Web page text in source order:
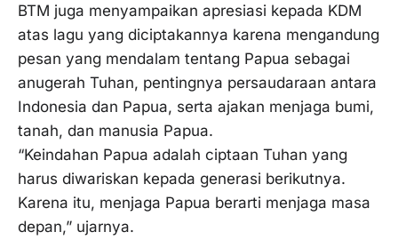
BTM juga menyampaikan apresiasi kepada KDM
atas lagu yang diciptakannya karena mengandung
pesan yang mendalam tentang Papua sebagai
anugerah Tuhan, pentingnya persaudaraan antara
Indonesia dan Papua, serta ajakan menjaga bumi,
tanah, dan manusia Papua.
“Keindahan Papua adalah ciptaan Tuhan yang
harus diwariskan kepada generasi berikutnya.
Karena itu, menjaga Papua berarti menjaga masa
depan,” ujarnya.